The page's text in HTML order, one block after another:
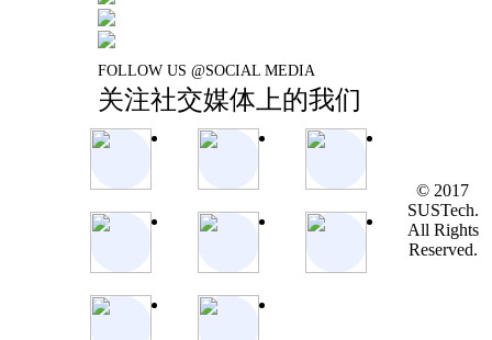
FOLLOW US @SOCIAL MEDIA
关注社交媒体上的我们
© 2017
SUSTech.
All Rights
Reserved.